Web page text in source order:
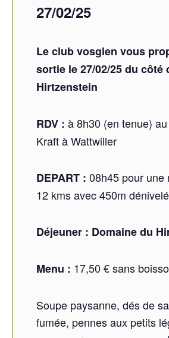
27/02/25
Le club vosgien vous
sortie le 27/02/25 du côté
Hirtzenstein
RDV : à 8h30 (en tenue)
Kraft à Wattwiller
DEPART : 08h45 pour une
12 kms avec 450m
Déjeuner : Domaine du
Menu : 17,50 € sans
Soupe paysanne, dés de
fumée, pennes aux petits